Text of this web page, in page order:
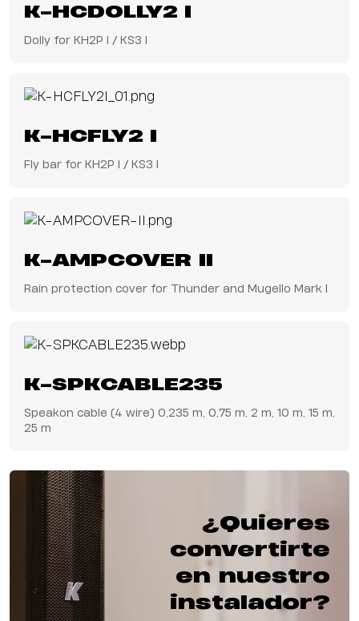
K-HCDOLLY2 I
Dolly for KH2P I / KS3 I
K-HCFLY2 I
Fly bar for KH2P I / KS3 I
K-AMPCOVER II
Rain protection cover for Thunder and Mugello Mark I
K-SPKCABLE235
Speakon cable (4 wire) 0,235 m, 0,75 m, 2 m, 10 m, 15 m,
25 m
¿Quieres
convertirte
en nuestro
instalador?